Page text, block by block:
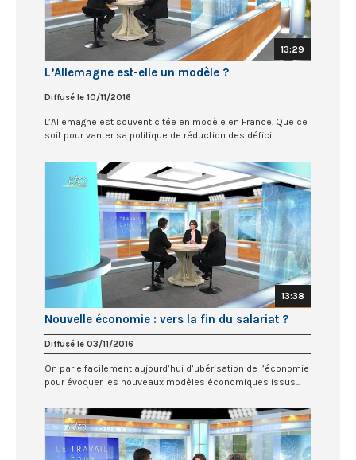
13:29
L’Allemagne est-elle un modèle ?
Diffusé le 10/11/2016
L’Allemagne est souvent citée en modèle en France. Que ce
soit pour vanter sa politique de réduction des déficit...
13:38
Nouvelle économie : vers la fin du salariat ?
Diffusé le 03/11/2016
On parle facilement aujourd’hui d’ubérisation de l’économie
pour évoquer les nouveaux modèles économiques issus...